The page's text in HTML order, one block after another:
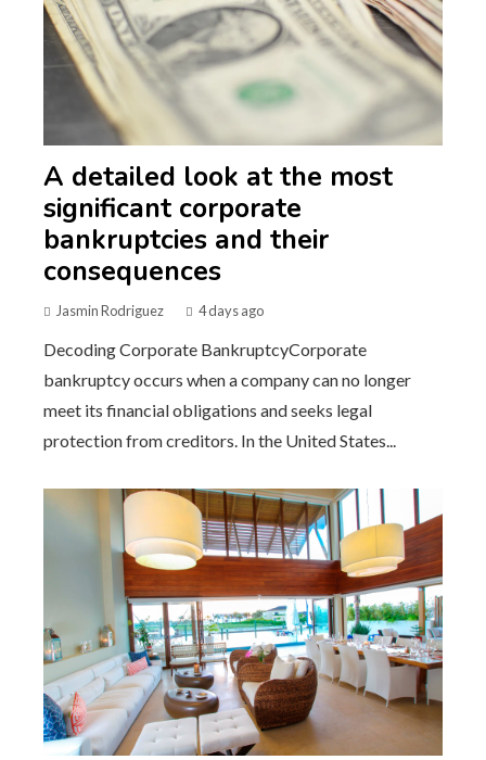
A detailed look at the most
significant corporate
bankruptcies and their
consequences
Jasmin Rodriguez 4 days ago
Decoding Corporate BankruptcyCorporate
bankruptcy occurs when a company can no longer
meet its financial obligations and seeks legal
protection from creditors. In the United States...